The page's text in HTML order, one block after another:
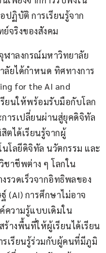
ปฏิบัติ การเรียนรู้จาก
จริงของสังคม
ฬาลงกรณ์มหาวิทยาลัย
ลัยได้กำหนด ทิศทางการ
for the AI and
รียนให้พร้อมรับมือกับโลก
ารเปลี่ยนผ่านสู่ยุคดิจิทัล
ตได้เรียนรู้จากผู้
โลยีดิจิทัล นวัตกรรม และ
ชาชีพต่าง ๆ โลกใน
รวดเร็วจากอิทธิพลของ
(AI) การศึกษาไม่อาจ
ความรู้แบบเดิมใน
างพื้นที่ให้ผู้เรียนได้เรียน
รเรียนรู้ร่วมกับผู้คนที่มีภูมิ